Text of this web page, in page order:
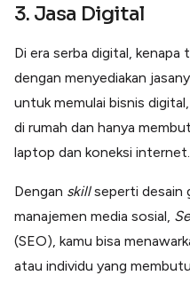
3. Jasa Digital
Di era serba digital, kenapa
dengan menyediakan
untuk memulai bisnis
di rumah dan hanya
laptop dan koneksi internet.
Dengan skillseperti desain
manajemen media sosial,
(SEO), kamu bisa
atau individu yang